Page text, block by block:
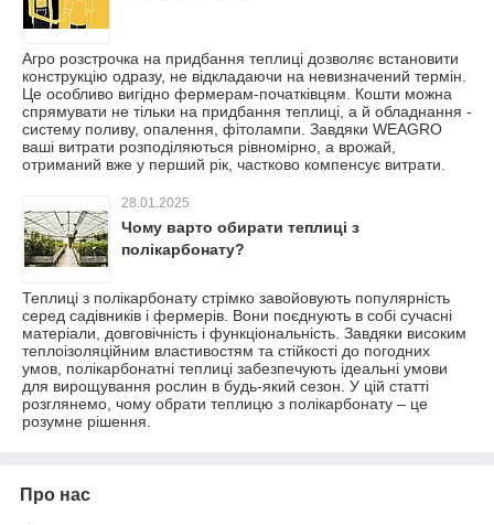
Агро розстрочка на придбання теплиці дозволяє встановити
конструкцію одразу, не відкладаючи на невизначений термін.
Це особливо вигідно фермерам-початківцям. Кошти можна
спрямувати не тільки на придбання теплиці, а й обладнання -
систему поливу, опалення, фітолампи. Завдяки WEAGRO
ваші витрати розподіляються рівномірно, а врожай,
отриманий вже у перший рік, частково компенсує витрати.
28.01.2025
Чому варто обирати теплиці з
полікарбонату?
Теплиці з полікарбонату стрімко завойовують популярність
серед садівників і фермерів. Вони поєднують в собі сучасні
матеріали, довговічність і функціональність. Завдяки високим
теплоізоляційним властивостям та стійкості до погодних
умов, полікарбонатні теплиці забезпечують ідеальні умови
для вирощування рослин в будь-який сезон. У цій статті
розглянемо, чому обрати теплицю з полікарбонату – це
розумне рішення.
Про нас